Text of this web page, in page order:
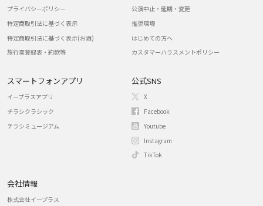
プライバシーポリシー
特定商取引法に基づく表示
特定商取引法に基づく表示(お酒)
旅行業登録表・約款等
公演中止・延期・変更
推奨環境
はじめての方へ
カスタマーハラスメントポリシー
スマートフォンアプリ
イープラスアプリ
チラシクラシック
チラシミュージアム
公式SNS
X
Facebook
Youtube
Instagram
TikTok
会社情報
株式会社イープラス